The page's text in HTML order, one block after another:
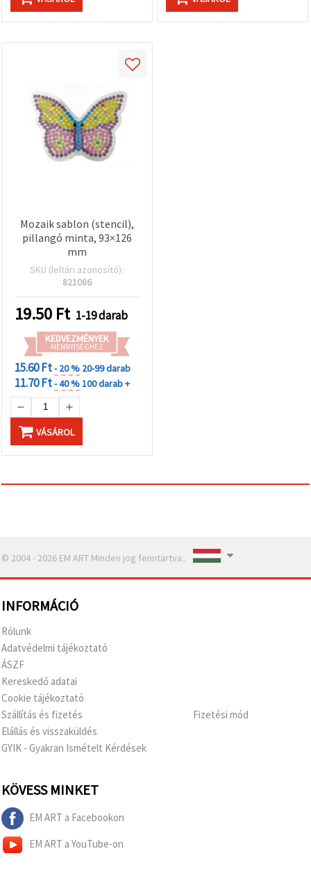
Mozaik sablon (stencil),
pillangó minta, 93×126
mm
SKU (leltári azonosító):
821086
19.50 Ft 1-19 darab
KEDVEZMÉNYEK
MENNYISÉGHEZ
15.60 Ft- 20 % 20-99 darab
11.70 Ft- 40 %100 darab +
VÁSÁROL
© 2004 - 2026 EM ART Minden jog fenntartva..
INFORMÁCIÓ
Rólunk
Adatvédelmi tájékoztató
ÁSZF
Kereskedő adatai
Cookie tájékoztató
Szállítás és fizetés
Elállás és visszaküldés
GYIK - Gyakran Ismételt Kérdések
Fizetési mód
KÖVESS MINKET
EM ART a Facebookon
EM ART a YouTube-on